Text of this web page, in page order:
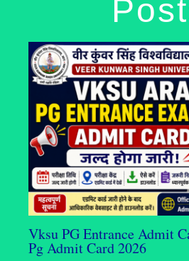
Vksu PG Entrance Admit
Pg Admit Card 2026